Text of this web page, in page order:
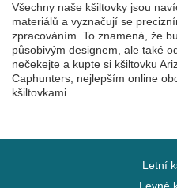
Všechny naše kšiltovky jsou
materiálů a vyznačují se
zpracováním. To znamená, že
působivým designem, ale také
nečekejte a kupte si kšiltovku
Caphunters, nejlepším online
kšiltovkami.
Letní